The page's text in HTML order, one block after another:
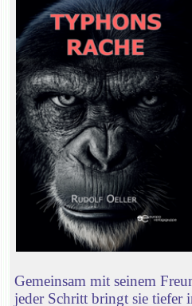
Gemeinsam mit seinem
jeder Schritt bringt sie tiefer